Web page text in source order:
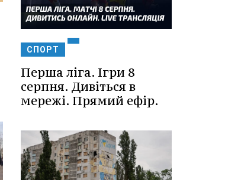
СПОРТ
Перша ліга. Ігри 8
серпня. Дивіться в
мережі. Прямий ефір.